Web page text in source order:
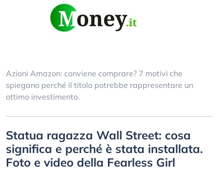
Azioni Amazon: conviene comprare? 7 motivi che
spiegano perché il titolo potrebbe rappresentare un
ottimo investimento.
Statua ragazza Wall Street: cosa
significa e perché è stata installata.
Foto e video della Fearless Girl